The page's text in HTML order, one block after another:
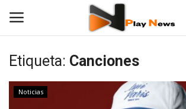
Noticias
Etiqueta: Canciones
Noticias